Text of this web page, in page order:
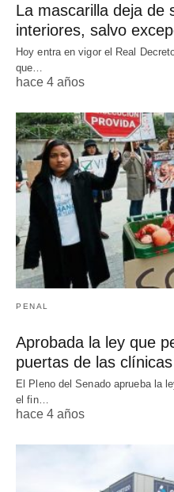
La mascarilla deja de
interiores, salvo
Hoy entra en vigor el Real
que…
hace 4 años
PENAL
Aprobada la ley que
puertas de las
El Pleno del Senado aprueba la
el fin…
hace 4 años